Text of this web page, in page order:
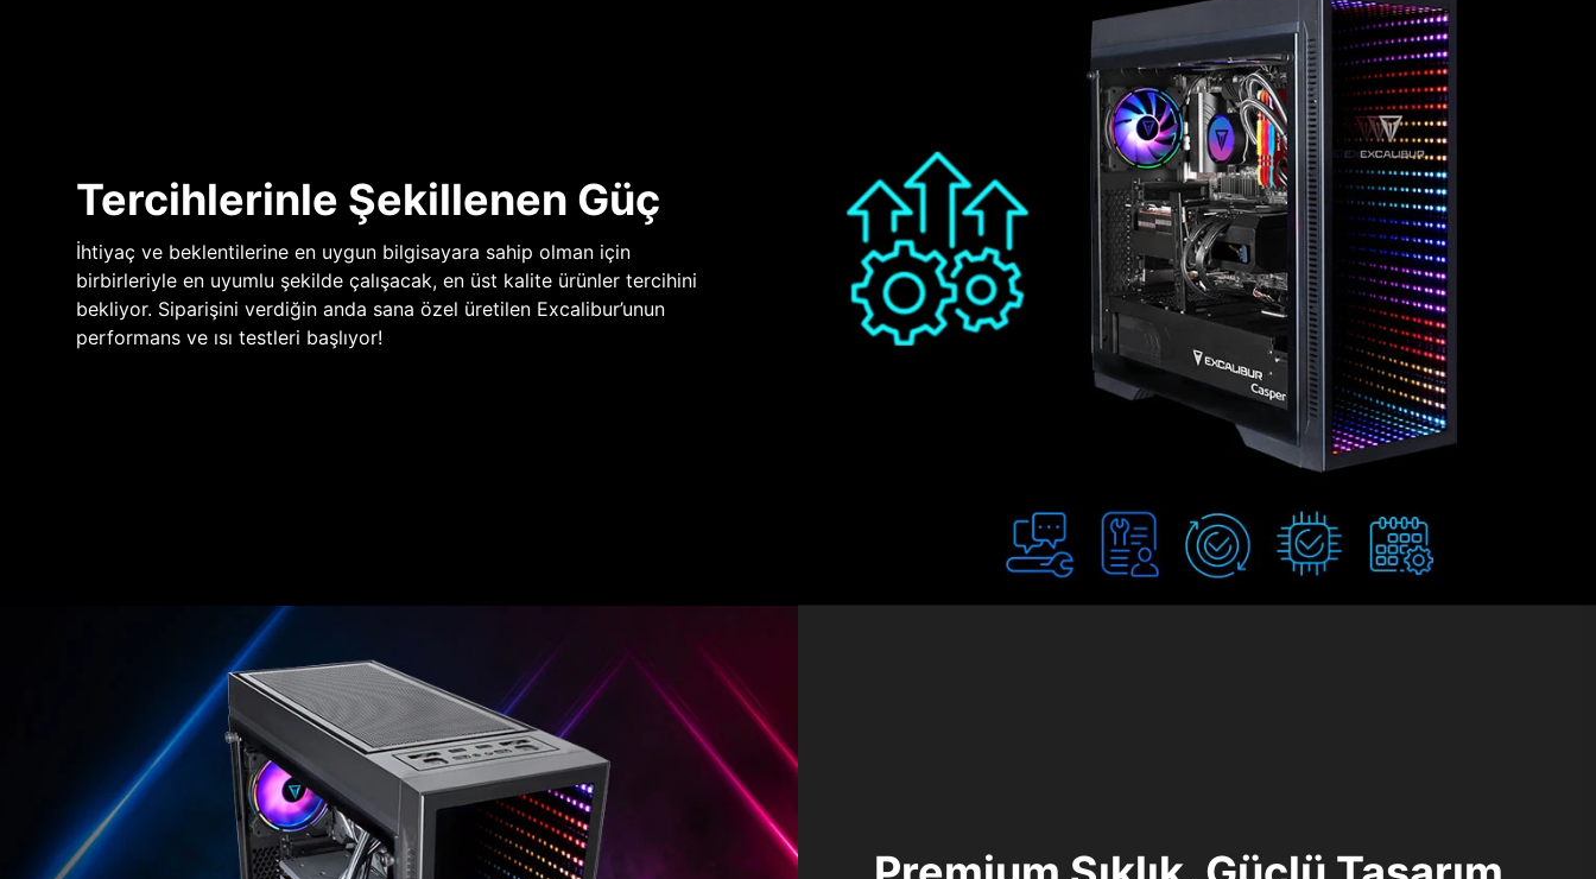
Tercihlerinle Şekillenen Güç
İhtiyaç ve beklentilerine en uygun bilgisayara sahip olman için
birbirleriyle en uyumlu şekilde çalışacak, en üst kalite ürünler tercihini
bekliyor. Siparişini verdiğin anda sana özel üretilen Excalibur’unun
performans ve ısı testleri başlıyor!